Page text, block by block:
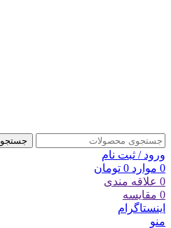
جستجو
ورود / ثبت نام
0 موارد 0 تومان
0 علاقه مندی
0 مقایسه
اینستاگرام
منو